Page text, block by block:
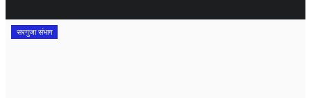
सरगुजा संभाग